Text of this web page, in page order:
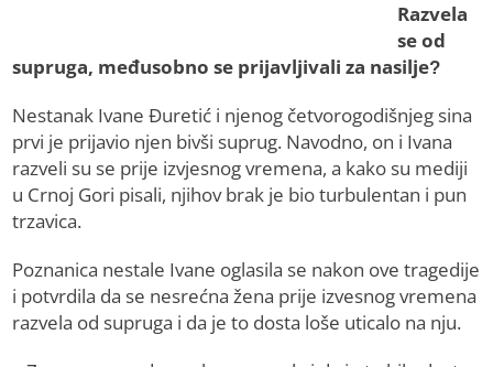
Razvela
se od
supruga, međusobno se prijavljivali za nasilje?
Nestanak Ivane Đuretić i njenog četvorogodišnjeg sina
prvi je prijavio njen bivši suprug. Navodno, on i Ivana
razveli su se prije izvjesnog vremena, a kako su mediji
u Crnoj Gori pisali, njihov brak je bio turbulentan i pun
trzavica.
Poznanica nestale Ivane oglasila se nakon ove tragedije
i potvrdila da se nesrećna žena prije izvesnog vremena
razvela od supruga i da je to dosta loše uticalo na nju.